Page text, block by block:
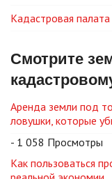
Кадастровая палата
Смотрите
Аренда земли под
ловушки, которые
- 1 058 Просмотры
Как пользоваться